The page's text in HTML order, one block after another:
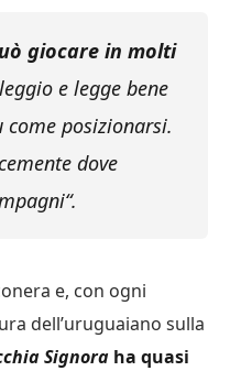
giocare in molti
e legge bene
posizionarsi.
dove
“.
e, con ogni
dell’uruguaiano sulla
Signora ha quasi